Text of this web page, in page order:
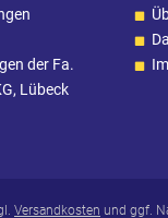
der Fa.
Lübeck
Versandkosten und ggf.